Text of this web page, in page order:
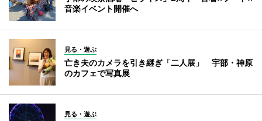
音楽イベント開催へ
見る・遊ぶ
亡き夫のカメラを引き継ぎ「二人展」 宇部・神原
のカフェで写真展
見る・遊ぶ